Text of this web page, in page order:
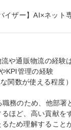
イザー】AI×ネット
や通販物流の経験
KPI管理の経験
関数が使える程度）
務のため、他部
ほど、高い貢献
ため理解するこ